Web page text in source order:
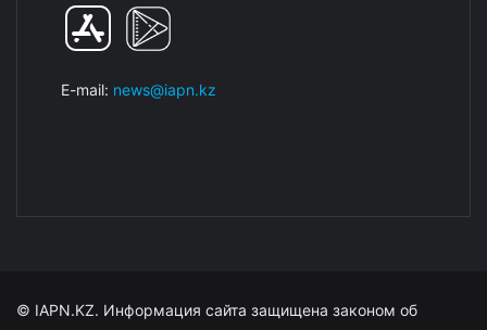
E-mail: news@iapn.kz
© IAPN.KZ. Информация сайта защищена законом об